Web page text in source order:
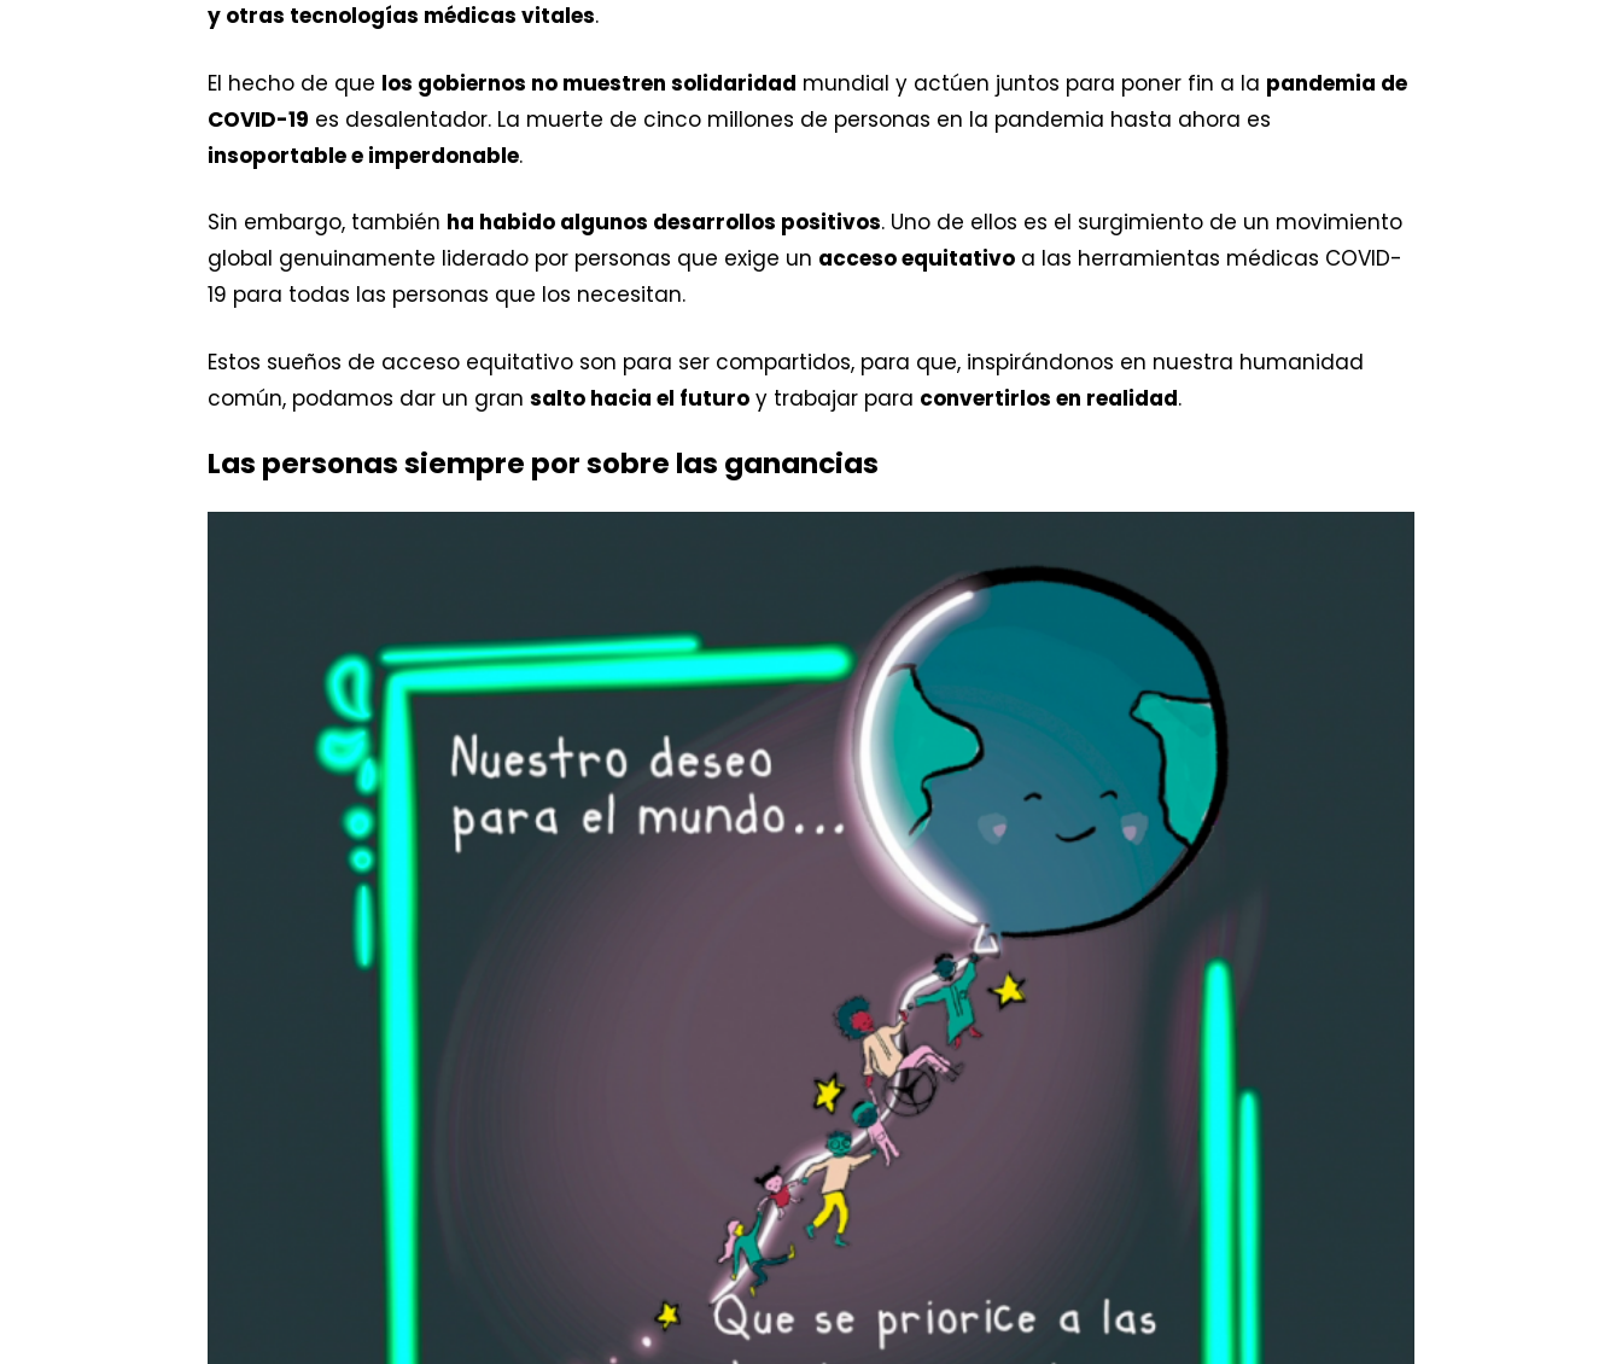
y otras tecnologías médicas vitales.
El hecho de que los gobiernos no muestren solidaridad mundial y actúen juntos para poner fin a la pandemia de
COVID-19 es desalentador. La muerte de cinco millones de personas en la pandemia hasta ahora es
insoportable e imperdonable.
Sin embargo, también ha habido algunos desarrollos positivos. Uno de ellos es el surgimiento de un movimiento
global genuinamente liderado por personas que exige un acceso equitativo a las herramientas médicas COVID-
19 para todas las personas que los necesitan.
Estos sueños de acceso equitativo son para ser compartidos, para que, inspirándonos en nuestra humanidad
común, podamos dar un gran salto hacia el futuro y trabajar para convertirlos en realidad.
Las personas siempre por sobre las ganancias